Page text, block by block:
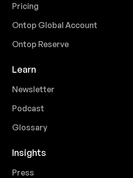
Pricing
Ontop Global Account
Ontop Reserve
Learn
Newsletter
Podcast
Glossary
Insights
Press